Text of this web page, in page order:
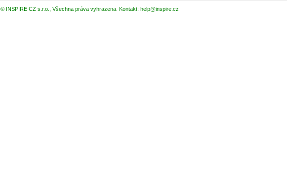
© INSPIRE CZ s.r.o., Všechna práva vyhrazena. Kontakt: help@inspire.cz